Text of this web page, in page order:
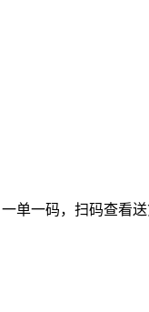
单一码，扫码查看